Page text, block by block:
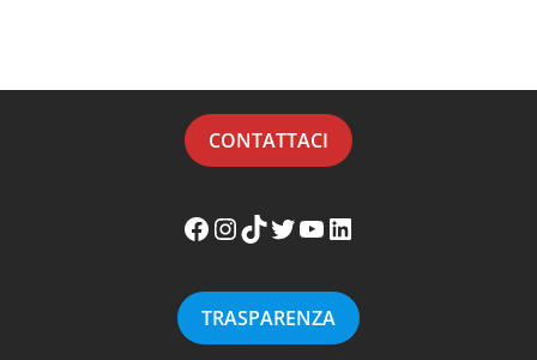
CONTATTACI
Facebook WikiMafia
Instagram WikiMafia
TikTok WikiMafia
Twitter WikiMafia
YouTube WikiMafia
LinkedIn WikiMafia
TRASPARENZA